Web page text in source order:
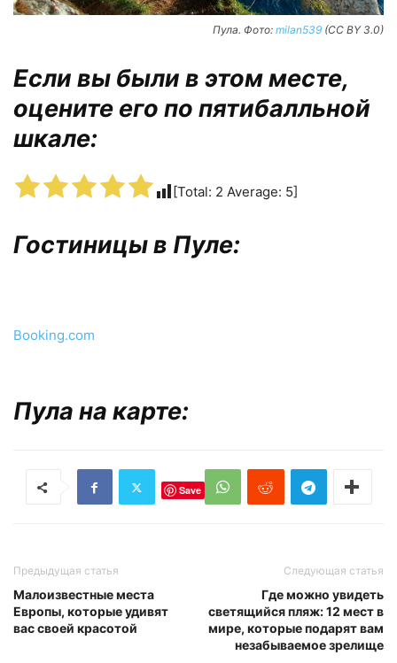
Пула. Фото: milan539 (CC BY 3.0)
Если вы были в этом месте,
оцените его по пятибалльной
шкале:
[Total: 2 Average: 5]
Гостиницы в Пуле:
Booking.com
Пула на карте:
Save
Предыдущая статья
Малоизвестные места
Европы, которые удивят
вас своей красотой
Следующая статья
Где можно увидеть
светящийся пляж: 12 мест в
мире, которые подарят вам
незабываемое зрелище